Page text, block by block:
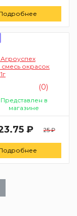
окрасок
(0)
Представлен в
магазине
₽ 25 ₽